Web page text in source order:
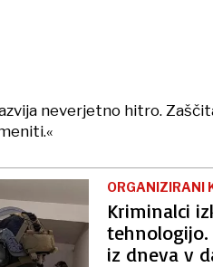
neverjetno hitro.
ORGANIZIRANI
Kriminalci
tehnologijo.
iz dneva v